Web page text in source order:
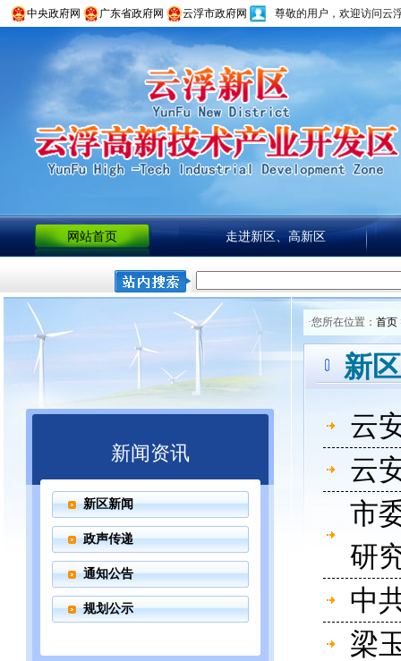
中央政府网 广东省政府网 云浮市政府网 尊敬的用户，欢迎访问云
网站首页 走进新区、高新区
新闻资讯
新区新闻
政声传递
通知公告
规划公示
·您所在位置： 首页
新
云
云
市
研
中
梁